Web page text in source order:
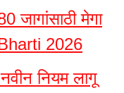
जागांसाठी मेगा
2026
नवीन नियम लागू